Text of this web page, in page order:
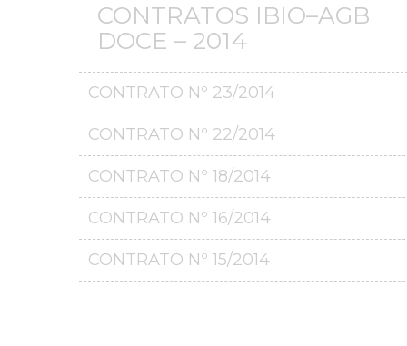
CONTRATOS IBIO–AGB
DOCE – 2014
CONTRATO Nº 23/2014
CONTRATO Nº 22/2014
CONTRATO Nº 18/2014
CONTRATO Nº 16/2014
CONTRATO Nº 15/2014